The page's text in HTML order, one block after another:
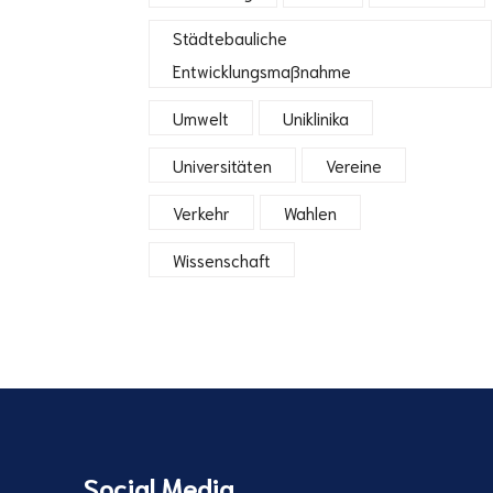
Städtebauliche
Entwicklungsmaßnahme
Umwelt Uniklinika
Universitäten Vereine
Verkehr Wahlen
Wissenschaft